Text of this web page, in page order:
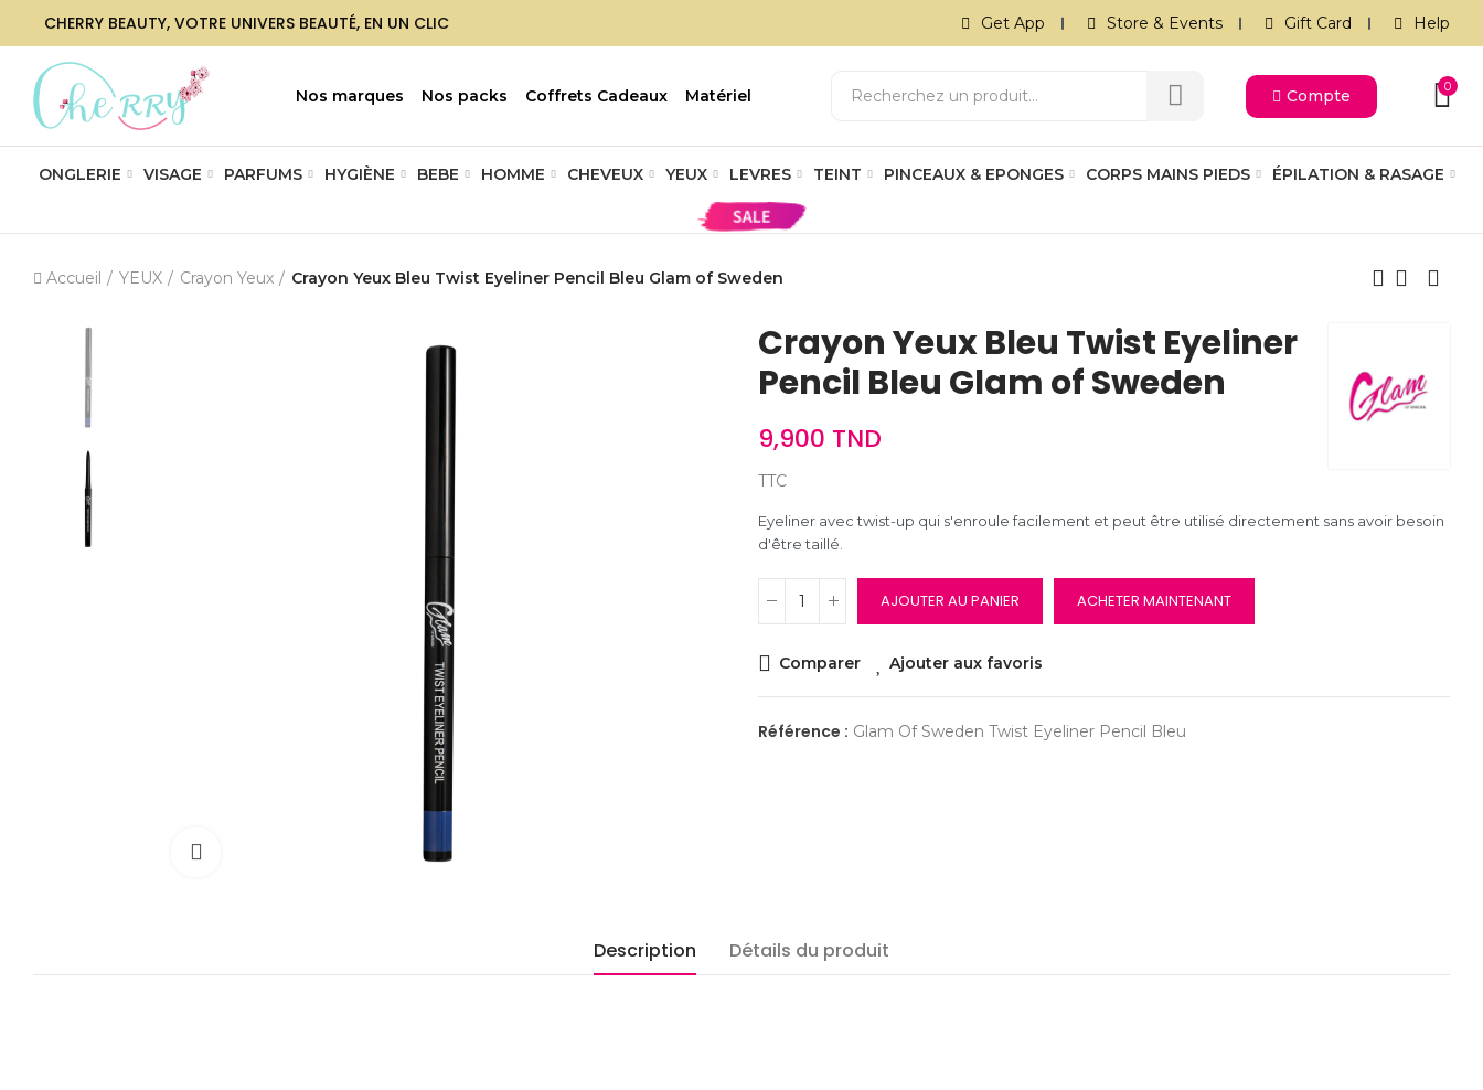
CHERRY BEAUTY, VOTRE UNIVERS BEAUTÉ, EN UN CLIC Get App Store & Events Gift Card Help
Nos marques Nos packs Coffrets Cadeaux Matériel Compte
0
ONGLERIE VISAGE PARFUMS HYGIÈNE BEBE HOMME CHEVEUX YEUX LEVRES TEINT PINCEAUX & EPONGES CORPS MAINS PIEDS ÉPILATION & RASAGE
Accueil YEUX Crayon Yeux Crayon Yeux Bleu Twist Eyeliner Pencil Bleu Glam of Sweden
Crayon Yeux Bleu Twist Eyeliner
Pencil Bleu Glam of Sweden
9,900 TND
TTC
Eyeliner avec twist-up qui s'enroule facilement et peut être utilisé directement sans avoir besoin
d'être taillé.
AJOUTER AU PANIER ACHETER MAINTENANT
Comparer Ajouter aux favoris
Référence : Glam Of Sweden Twist Eyeliner Pencil Bleu
Description Détails du produit